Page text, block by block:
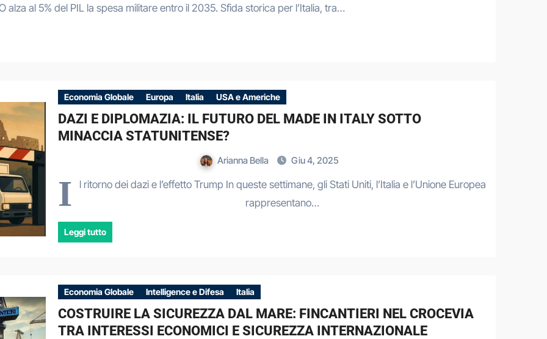
alza al 5% del PIL la spesa militare entro il 2035. Sfida storica per l’Italia, tra…
Economia Globale Europa Italia USA e Americhe
DAZI E DIPLOMAZIA: IL FUTURO DEL MADE IN ITALY SOTTO
MINACCIA STATUNITENSE?
Arianna Bella Giu 4, 2025
I
l ritorno dei dazi e l’effetto Trump In queste settimane, gli Stati Uniti, l’Italia e l’Unione Europea
rappresentano…
Leggi tutto
Economia Globale Intelligence e Difesa Italia
COSTRUIRE LA SICUREZZA DAL MARE: FINCANTIERI NEL CROCEVIA
TRA INTERESSI ECONOMICI E SICUREZZA INTERNAZIONALE